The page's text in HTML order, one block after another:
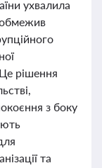
ухвалила
рішення
з боку
та